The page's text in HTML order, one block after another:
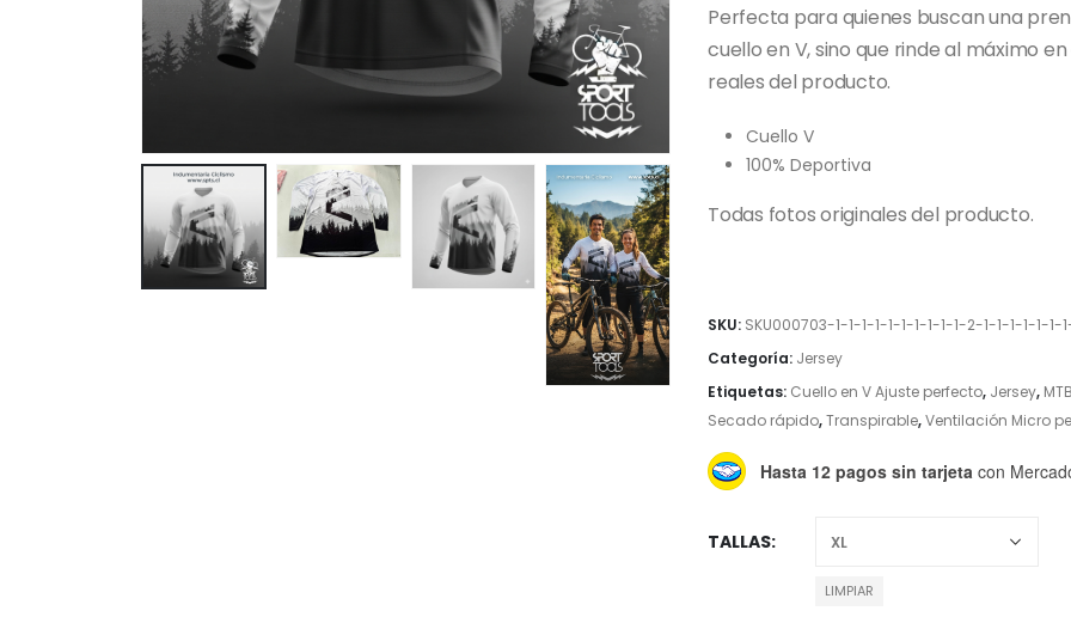
Perfecta para quienes buscan una
cuello en V, sino que rinde al máximo
reales del producto.
Cuello V
100% Deportiva
Todas fotos originales del producto.
SKU: SKU000703-1-1-1-1-1-1-1-1-1-1-2-1-1-1-1-1-1-
Categoría: Jersey
Etiquetas: Cuello en V Ajuste perfecto, Jersey, MTB
Secado rápido,Transpirable,Ventilación Micro
Hasta 12 pagos sin tarjeta con
TALLAS
LIMPIAR